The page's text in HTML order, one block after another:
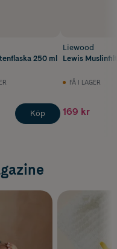
250 ml
Köp
Liewood
Lewis
FÅ I LAGER
169 kr